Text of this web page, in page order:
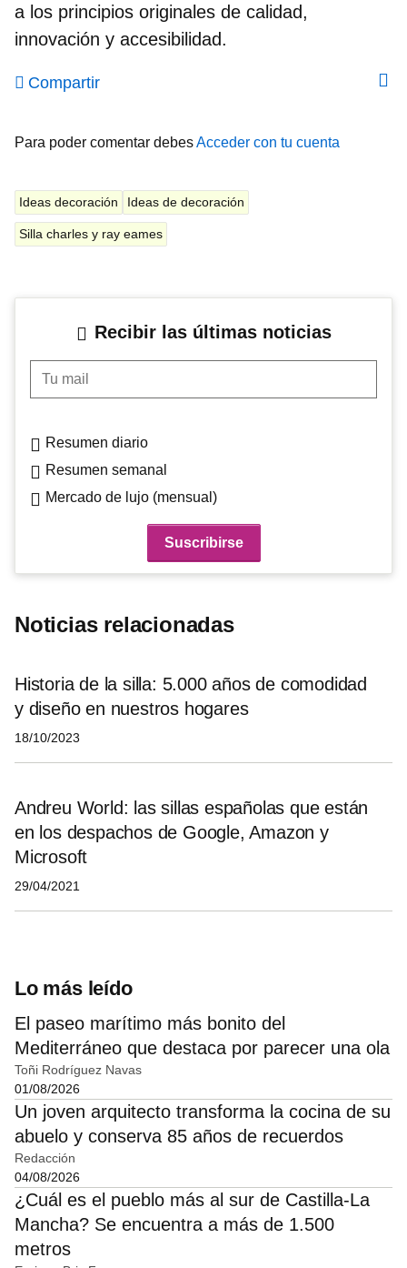
a los principios originales de calidad,
innovación y accesibilidad.
Compartir
Para poder comentar debesAcceder con tu cuenta
Ideas decoración Ideas de decoración
Silla charles y ray eames
Recibir las últimas noticias
Tu mail
Resumen diario
Resumen semanal
Mercado de lujo (mensual)
Noticias relacionadas
Historia de la silla: 5.000 años de comodidad
y diseño en nuestros hogares
18/10/2023
Andreu World: las sillas españolas que están
en los despachos de Google, Amazon y
Microsoft
29/04/2021
Lo más leído
El paseo marítimo más bonito del
Mediterráneo que destaca por parecer una ola
Toñi Rodríguez Navas
01/08/2026
Un joven arquitecto transforma la cocina de su
abuelo y conserva 85 años de recuerdos
Redacción
04/08/2026
¿Cuál es el pueblo más al sur de Castilla-La
Mancha? Se encuentra a más de 1.500
metros